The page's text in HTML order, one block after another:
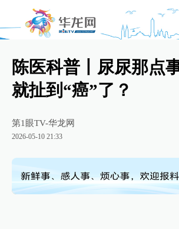
陈医科普丨尿尿那点
就扯到“癌”了？
第1眼TV-华龙网
2026-05-10 21:33